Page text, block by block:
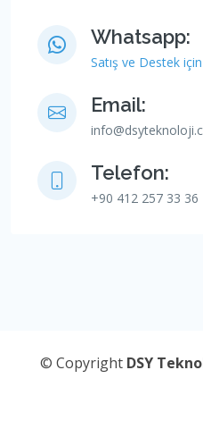
Whatsapp:
Satış ve Destek için
Email:
Telefon:
+90 412 257 33 36
© Copyright DSY